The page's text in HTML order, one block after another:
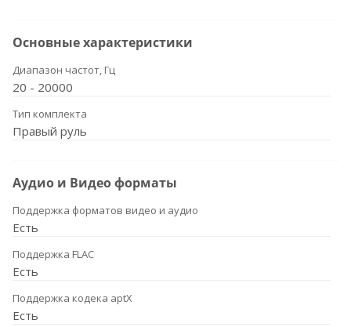
Основные характеристики
Диапазон частот, Гц
20 - 20000
Тип комплекта
Правый руль
Аудио и Видео форматы
Поддержка форматов видео и аудио
Есть
Поддержка FLAC
Есть
Поддержка кодека aptX
Есть